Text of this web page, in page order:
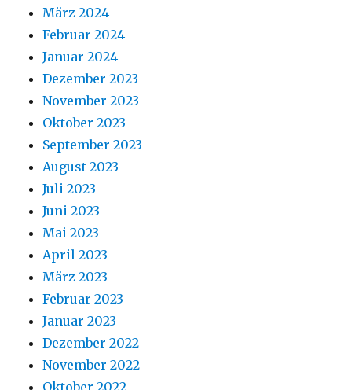
März 2024
Februar 2024
Januar 2024
Dezember 2023
November 2023
Oktober 2023
September 2023
August 2023
Juli 2023
Juni 2023
Mai 2023
April 2023
März 2023
Februar 2023
Januar 2023
Dezember 2022
November 2022